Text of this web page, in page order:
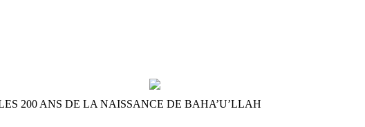
200 ANS DE LA NAISSANCE DE BAHA’U’LLAH